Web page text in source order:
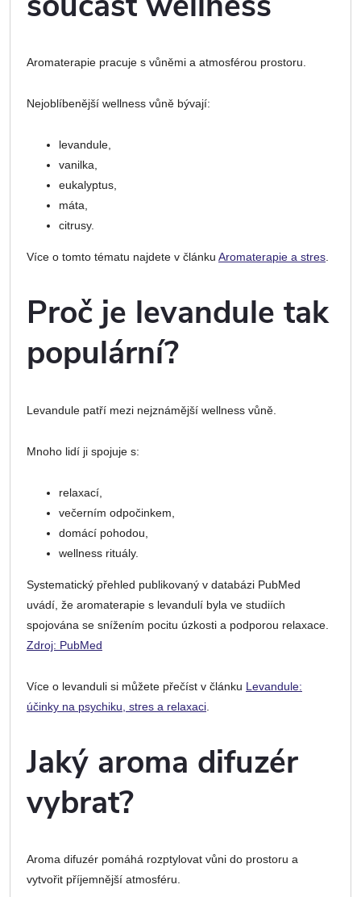
Aromaterapie pracuje s vůněmi a atmosférou prostoru.
Nejoblíbenější wellness vůně bývají:
levandule,
vanilka,
eukalyptus,
máta,
citrusy.
Více o tomto tématu najdete v článku Aromaterapie a stres
Proč je levandule tak
populární?
Levandule patří mezi nejznámější wellness vůně.
Mnoho lidí ji spojuje s:
relaxací,
večerním odpočinkem,
domácí pohodou,
wellness rituály.
Systematický přehled publikovaný v databázi PubMed
uvádí, že aromaterapie s levandulí byla ve studiích
spojována se snížením pocitu úzkosti a podporou relaxace.
Zdroj: PubMed
Více o levanduli si můžete přečíst v článku Levandule:
účinky na psychiku, stres a relaxaci
Jaký aroma difuzér
vybrat?
Aroma difuzér pomáhá rozptylovat vůni do prostoru a
vytvořit příjemnější atmosféru.